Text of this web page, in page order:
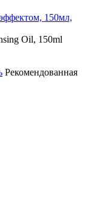
150мл,
Oil, 150ml
Рекомендованная